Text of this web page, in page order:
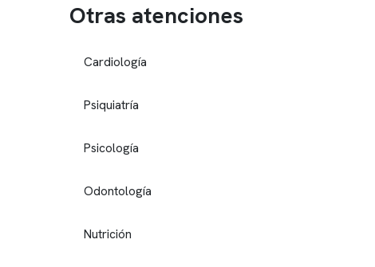
Otras atenciones
Cardiología
Psiquiatría
Psicología
Odontología
Nutrición